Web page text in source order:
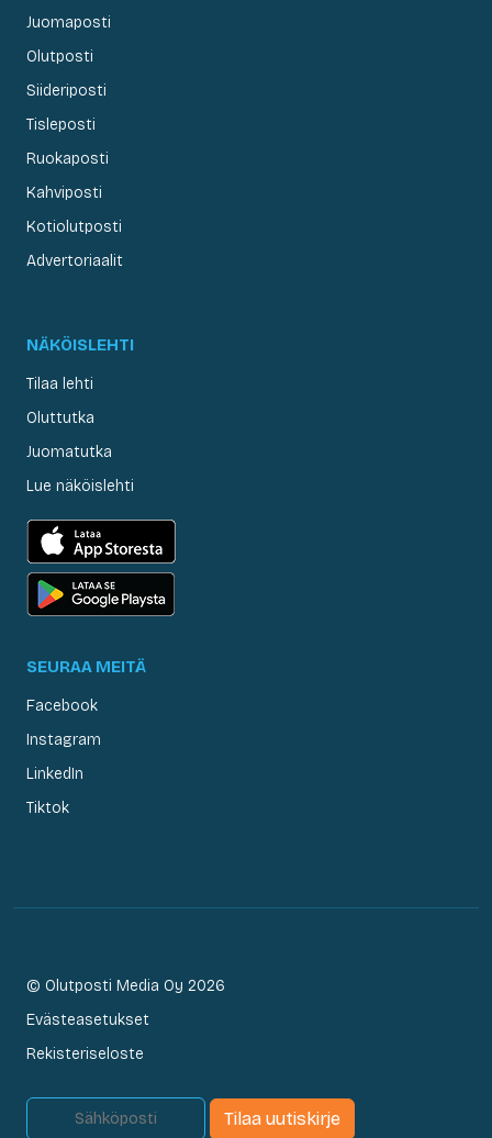
Juomaposti
Olutposti
Siideriposti
Tisleposti
Ruokaposti
Kahviposti
Kotiolutposti
Advertoriaalit
NÄKÖISLEHTI
Tilaa lehti
Oluttutka
Juomatutka
Lue näköislehti
SEURAA MEITÄ
Facebook
Instagram
LinkedIn
Tiktok
© Olutposti Media Oy 2026
Evästeasetukset
Rekisteriseloste
Tilaa uutiskirje